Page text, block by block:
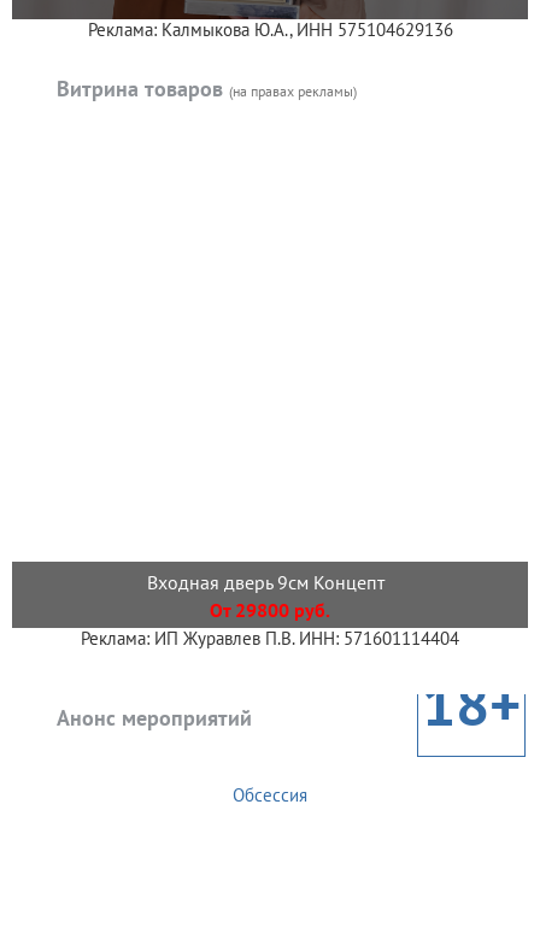
Реклама: Калмыкова Ю.А., ИНН 575104629136
Витрина товаров (на правах рекламы)
Входная дверь 9см Концепт
От 29800 руб.
Реклама: ИП Журавлев П.В. ИНН: 571601114404
Анонс мероприятий 18+
Обсессия